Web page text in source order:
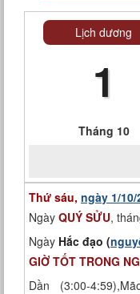
Lịch dương
1
Tháng 10
Thứ sáu, ngày 1/10/
Ngày QUÝ SỬU,
Ngày Hắc đạo (
GIỜ TỐT TRONG
Dần (3:00-